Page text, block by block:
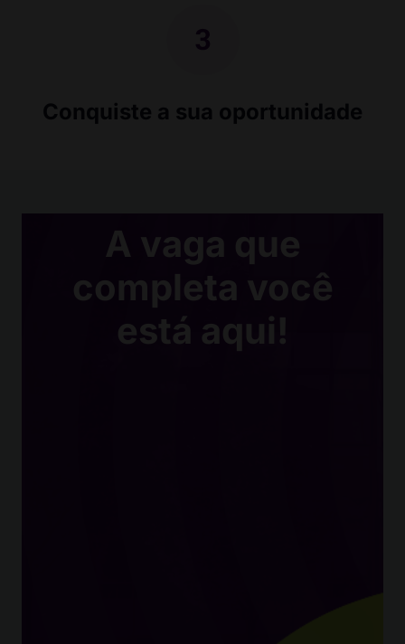
Conquiste a sua oportunidade
A vaga que
completa você
está aqui!